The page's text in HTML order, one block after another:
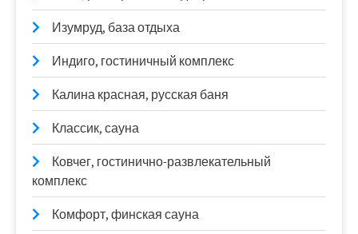
Изумруд, база отдыха
Индиго, гостиничный комплекс
Калина красная, русская баня
Классик, сауна
Ковчег, гостинично-развлекательный
комплекс
Комфорт, финская сауна